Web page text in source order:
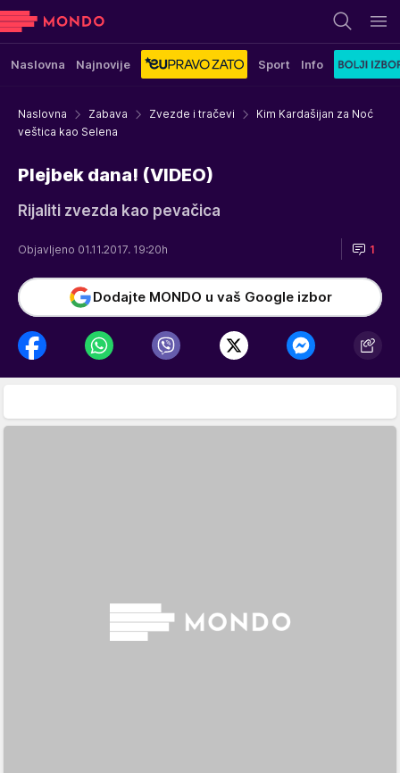
Naslovna Najnovije Sport Info
Naslovna Zabava Zvezde i tračevi
Kim Kardašijan za Noć
veštica kao Selena
Plejbek dana! (VIDEO)
Rijaliti zvezda kao pevačica
Objavljeno 01.11.2017. 19:20h 1
Dodajte MONDO u vaš Google izbor